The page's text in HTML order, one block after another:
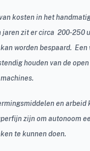
kosten in het
zit er circa 200-250
worden bespaard.
houden van de
en arbeid
zijn om autonoom
te kunnen doen.